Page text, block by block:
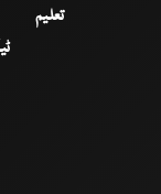
تعلیم